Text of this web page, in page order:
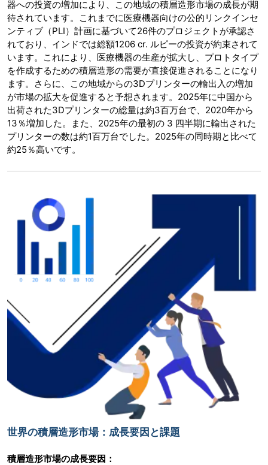
器への投資の増加により、この地域の積層造形市場の成長が期
待されています。これまでに医療機器向けの公的リンクインセ
ンティブ（PLI）計画に基づいて26件のプロジェクトが承認さ
れており、インドでは総額1206 cr. ルピーの投資が約束されて
います。これにより、医療機器の生産が拡大し、プロトタイプ
を作成するための積層造形の需要が直接促進されることになり
ます。さらに、この地域からの3Dプリンターの輸出入の増加
が市場の拡大を促進すると予想されます。2025年に中国から
出荷された3Dプリンターの総量は約3百万台で、2020年から
13％増加した。また、2025年の最初の 3 四半期に輸出された
プリンターの数は約1百万台でした。2025年の同時期と比べて
約25％高いです。
世界の積層造形市場：成長要因と課題
積層造形市場の成長要因：